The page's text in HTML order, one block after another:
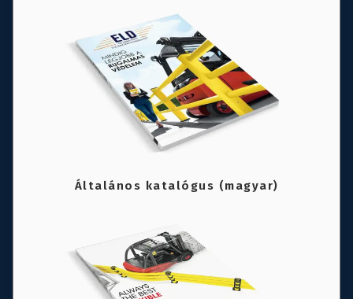
Általános katalógus (magyar)